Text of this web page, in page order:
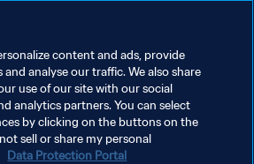
Auslosung beginnt am Mittwoch, 4. Juni
content and ads, provide
and analyse our traffic. We also share
use of our site with our social
analytics partners. You can select
by clicking on the buttons on the
sell or share my personal
Data Protection Portal